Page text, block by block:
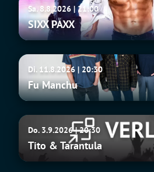
PAXXSa. 8.8.2026 | 21:00
SIXX PAXX
Fu
Manchu
Di. 11.8.2026 | 20:30
Fu Manchu
Tito
Tarantula
Do. 3.9.2026 | 20:30
Tito & Tarantula